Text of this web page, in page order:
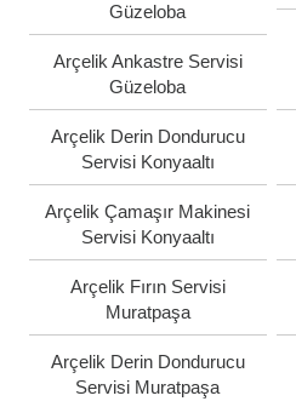
Güzeloba
Arçelik Ankastre Servisi
Güzeloba
Arçelik Derin Dondurucu
Servisi Konyaaltı
Arçelik Çamaşır Makinesi
Servisi Konyaaltı
Arçelik Fırın Servisi
Muratpaşa
Arçelik Derin Dondurucu
Servisi Muratpaşa